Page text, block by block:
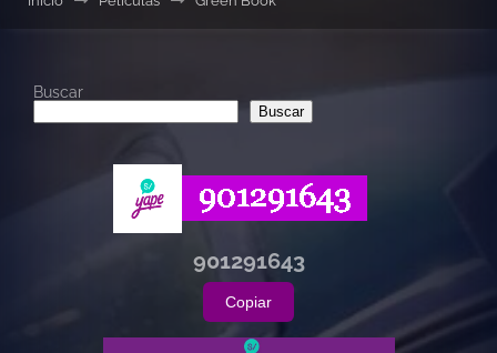
Buscar
Buscar
901291643
Copiar